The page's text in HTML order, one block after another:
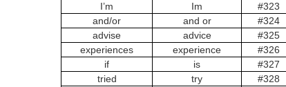
#323
Im
I’m
#324
and or
and/or
#325
advice
advise
#326
experience
experiences
#327
is
if
#328
try
tried